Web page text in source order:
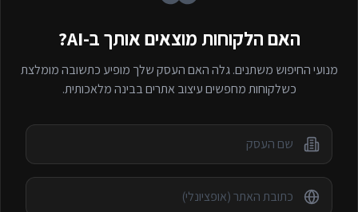
האם הלקוחות מוצאים אותך ב-AI?
מנועי החיפוש משתנים. גלה האם העסק שלך מופיע כתשובה מומלצת
כשלקוחות מחפשיםעיצוב אתריםבבינה מלאכותית.